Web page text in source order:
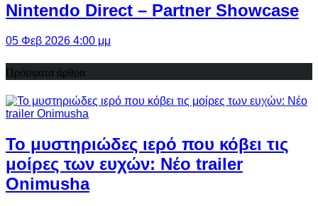
Nintendo Direct – Partner Showcase
05 Φεβ 2026 4:00 μμ
Πρόσφατα άρθρα
Το μυστηριώδες ιερό που κόβει τις
μοίρες των ευχών: Νέο trailer
Onimusha